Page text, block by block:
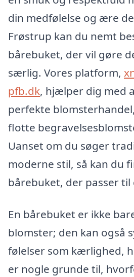
din medfølelse og ære
Frøstrup kan du nemt
bårebuket, der vil gøre
særlig. Vores platform,
pfb.dk, hjælper dig med
perfekte
flotte
Uanset om du søger
moderne stil, så kan du
bårebuket, der passer til
En bårebuket er ikke
blomster; den kan også
følelser som kærlighed,
er nogle grunde til,